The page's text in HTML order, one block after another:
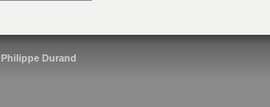
Philippe Durand